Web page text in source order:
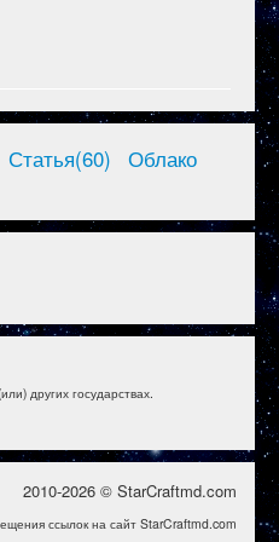
Статья(60)
Облако
других государствах.
2010-2026 © StarCraftmd.com
ссылок на сайт StarCraftmd.com